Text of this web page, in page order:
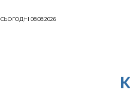
СЬОГОДНІ 08.08.2026